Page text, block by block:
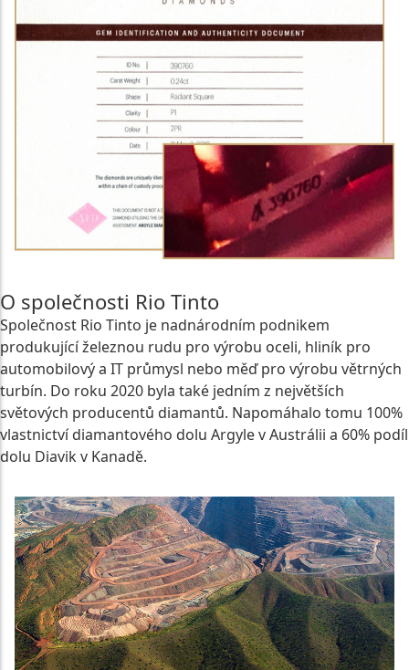
O společnosti Rio Tinto
Společnost Rio Tinto je nadnárodním podnikem
produkující železnou rudu pro výrobu oceli, hliník pro
automobilový a IT průmysl nebo měď pro výrobu větrných
turbín. Do roku 2020 byla také jedním z největších
světových producentů diamantů. Napomáhalo tomu 100%
vlastnictví diamantového dolu Argyle v Austrálii a 60% podíl
dolu Diavik v Kanadě.